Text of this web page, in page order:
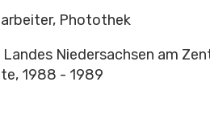
Photothek
Niedersachsen am
1988 - 1989